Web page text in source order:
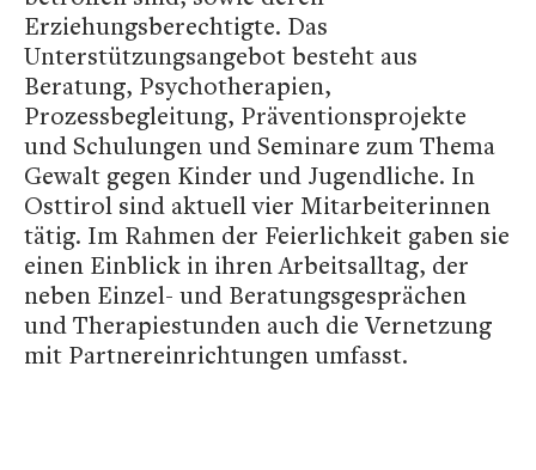
Erziehungsberechtigte. Das
Unterstützungsangebot besteht aus
Beratung, Psychotherapien,
Prozessbegleitung, Präventionsprojekte
und Schulungen und Seminare zum Thema
Gewalt gegen Kinder und Jugendliche. In
Osttirol sind aktuell vier Mitarbeiterinnen
tätig. Im Rahmen der Feierlichkeit gaben sie
einen Einblick in ihren Arbeitsalltag, der
neben Einzel- und Beratungsgesprächen
und Therapiestunden auch die Vernetzung
mit Partnereinrichtungen umfasst.